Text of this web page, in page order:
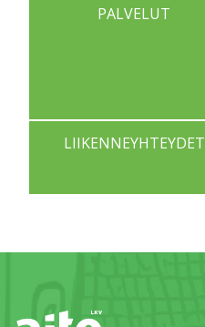
PALVELUT
LIIKENNEYHTEYDET